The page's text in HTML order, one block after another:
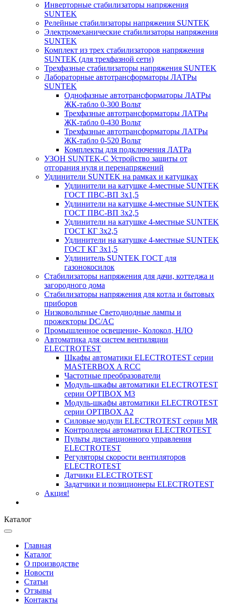
Инверторные стабилизаторы напряжения
SUNTEK
Релейные стабилизаторы напряжения SUNTEK
Электромеханические стабилизаторы напряжения
SUNTEK
Комплект из трех стабилизаторов напряжения
SUNTEK (для трехфазной сети)
Трехфазные стабилизаторы напряжения SUNTEK
Лабораторные автотрансформаторы ЛАТРы
SUNTEK
Однофазные автотрансформаторы ЛАТРы
ЖК-табло 0-300 Вольт
Трехфазные автотрансформаторы ЛАТРы
ЖК-табло 0-430 Вольт
Трехфазные автотрансформаторы ЛАТРы
ЖК-табло 0-520 Вольт
Комплекты для подключения ЛАТРа
УЗОН SUNTEK-C Устройство защиты от
отгорания нуля и перенапряжений
Удлинители SUNTEK на рамках и катушках
Удлинители на катушке 4-местные SUNTEK
ГОСТ ПВС-ВП 3х1,5
Удлинители на катушке 4-местные SUNTEK
ГОСТ ПВС-ВП 3х2,5
Удлинители на катушке 4-местные SUNTEK
ГОСТ КГ 3х2,5
Удлинители на катушке 4-местные SUNTEK
ГОСТ КГ 3х1,5
Удлинитель SUNTEK ГОСТ для
газонокосилок
Стабилизаторы напряжения для дачи, коттеджа и
загородного дома
Стабилизаторы напряжения для котла и бытовых
приборов
Низковольтные Светодиодные лампы и
прожекторы DC/AC
Промышленное освещение- Колокол, НЛО
Автоматика для систем вентиляции
ELECTROTEST
Шкафы автоматики ELECTROTEST серии
MASTERBOX A RCC
Частотные преобразователи
Модуль-шкафы автоматики ELECTROTEST
серии OPTIBOX M3
Модуль-шкафы автоматики ELECTROTEST
серии OPTIBOX A2
Силовые модули ELECTROTEST серии MR
Контроллеры автоматики ELECTROTEST
Пульты дистанционного управления
ELECTROTEST
Регуляторы скорости вентиляторов
ELECTROTEST
Датчики ELECTROTEST
Задатчики и позиционеры ELECTROTEST
Акция!
Каталог
Главная
Каталог
О производстве
Новости
Статьи
Отзывы
Контакты